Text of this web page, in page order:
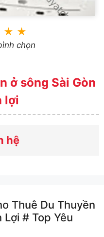
★ ★
chọn
ở sông Sài Gòn
lợi
hệ
Thuê Du Thuyền
Lợi # Top Yêu